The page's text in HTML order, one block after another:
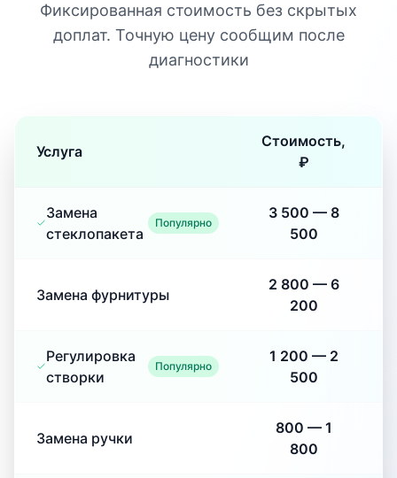
Фиксированная стоимость без скрытых
доплат. Точную цену сообщим после
диагностики
Услуга
Стоимость,
₽
Замена
стеклопакета
Популярно
3 500 — 8
500
Замена фурнитуры
2 800 — 6
200
Регулировка
створки
Популярно
1 200 — 2
500
Замена ручки
800 — 1
800